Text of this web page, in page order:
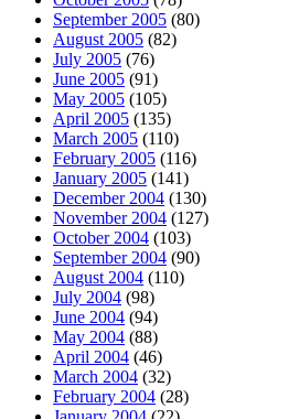
September 2005 (80)
August 2005 (82)
July 2005 (76)
June 2005 (91)
May 2005 (105)
April 2005 (135)
March 2005 (110)
February 2005 (116)
January 2005 (141)
December 2004 (130)
November 2004 (127)
October 2004 (103)
September 2004 (90)
August 2004 (110)
July 2004 (98)
June 2004 (94)
May 2004 (88)
April 2004 (46)
March 2004 (32)
February 2004 (28)